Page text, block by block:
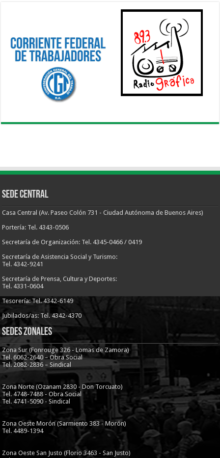
Sede Central
Casa Central (Av. Paseo Colón 731 - Ciudad Autónoma de Buenos Aires)
Portería: Tel. 4343-0506
Secretaría de Organización: Tel. 4345-0466 / 0419
Secretaría de Asistencia Social y Turismo:
Tel. 4342-9241
Secretaría de Prensa, Cultura y Deportes:
Tel. 4331-0604
Tesorería: Tel. 4342-6149
Jubilados/as: Tel. 4342-4370
Sedes Zonales
Zona Sur (Fonrouge 326 - Lomas de Zamora)
Tel. 6062-2640 – Obra Social
Tel. 2082-2836 – Sindical
Zona Norte (Ozanam 2830 - Don Torcuato)
Tel. 4748-7488 - Obra Social
Tel. 4741-5090 - Sindical
Zona Oeste Morón (Sarmiento 383 - Morón)
Tel. 4489-1394
Zona Oeste San Justo (Florio 3463 - San Justo)